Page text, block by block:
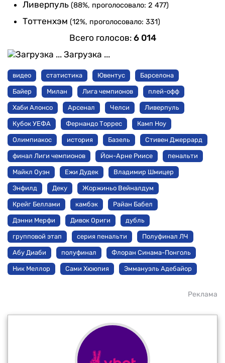
Ливерпуль (88%, проголосовало: 2 477)
Тоттенхэм (12%, проголосовало: 331)
Всего голосов: 6 014
Загрузка ...
видео статистика Ювентус Барселона
Байер Милан Лига чемпионов плей-офф
Хаби Алонсо Арсенал Челси Ливерпуль
Кубок УЕФА Фернандо Торрес Камп Ноу
Олимпиакос история Базель Стивен Джеррард
финал Лиги чемпионов Йон-Арне Риисе пенальти
Майкл Оуэн Ежи Дудек Владимир Шмицер
Энфилд Деку Жоржиньо Вейналдум
Крейг Беллами камбэк Райан Бабел
Дэнни Мерфи Дивок Ориги дубль
групповой этап серия пенальти Полуфинал ЛЧ
Абу Диаби полуфинал Флоран Синама-Понголь
Ник Меллор Сами Хююпия Эммануэль Адебайор
Реклама